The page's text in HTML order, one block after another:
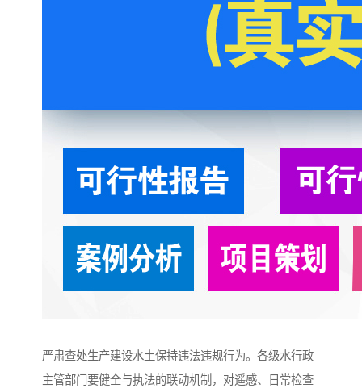
严肃查处生产建设水土保持违法违规行为。各级水行政
主管部门要健全与执法的联动机制，对遥感、日常检查